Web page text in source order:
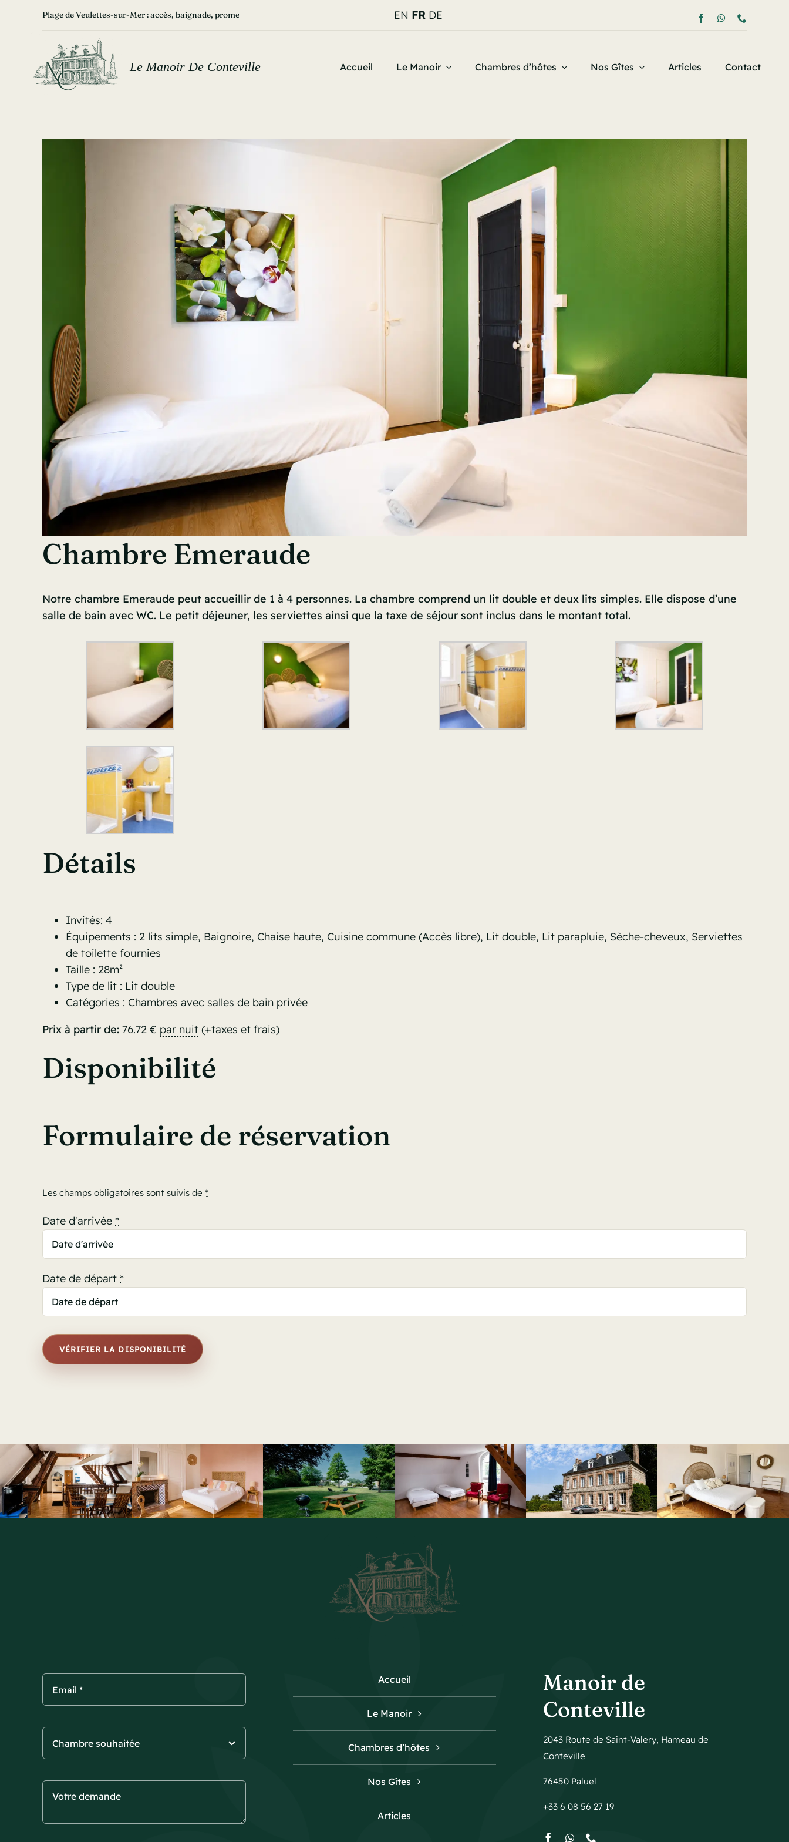
De Paluel à Veulettes-sur-Mer : balade et étapes à ne pas manquer EN FR DE
Le Manoir De Conteville Accueil Le Manoir Chambres d’hôtes Nos Gîtes Articles Contact
Chambre Emeraude
Notre chambre Emeraude peut accueillir de 1 à 4 personnes. La chambre comprend un lit double et deux lits simples. Elle dispose d’une
salle de bain avec WC. Le petit déjeuner, les serviettes ainsi que la taxe de séjour sont inclus dans le montant total.
Détails
Invités: 4
Équipements : 2 lits simple, Baignoire, Chaise haute, Cuisine commune (Accès libre), Lit double, Lit parapluie, Sèche-cheveux, Serviettes
de toilette fournies
Taille : 28m²
Type de lit : Lit double
Catégories : Chambres avec salles de bain privée
Prix à partir de: 76.72 € par nuit (+taxes et frais)
Disponibilité
Formulaire de réservation
Les champs obligatoires sont suivis de *
Date d'arrivée *
Date de départ *
Accueil
Le Manoir
Chambres d’hôtes
Nos Gîtes
Articles
Manoir de
Conteville
2043 Route de Saint-Valery, Hameau de
Conteville
76450 Paluel
+33 6 08 56 27 19